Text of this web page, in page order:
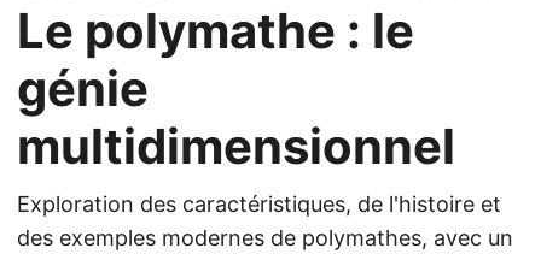
Le polymathe : le
génie
multidimensionnel
Exploration des caractéristiques, de l'histoire et
des exemples modernes de polymathes, avec un